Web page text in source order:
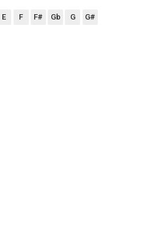
E F F# Gb G G#